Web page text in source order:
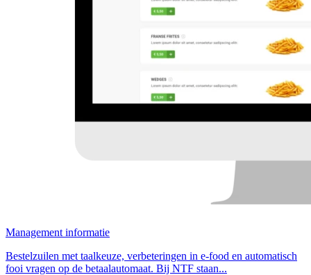
Management informatie
Bestelzuilen met taalkeuze, verbeteringen in e-food en automatisch
fooi vragen op de betaalautomaat. Bij NTF staan...